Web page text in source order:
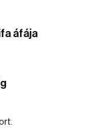
áfája